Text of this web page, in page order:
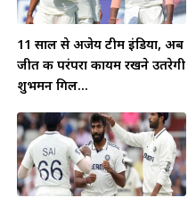
11 साल से अजेय टीम इंडिया, अब
जीत की परंपरा कायम रखने उतरेगी
शुभमन गिल...